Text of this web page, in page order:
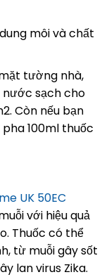
môi và chất
tường nhà,
nước sạch cho
Còn nếu bạn
100ml thuốc
UK 50EC
với hiệu quả
Thuốc có thể
từ muỗi gây sốt
lan virus Zika.